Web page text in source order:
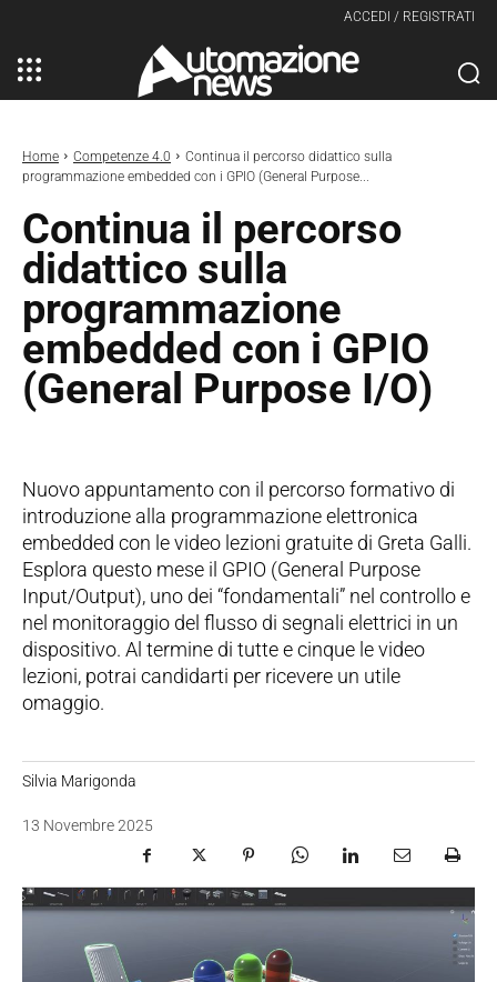
ACCEDI / REGISTRATI
Home Competenze 4.0
Continua il percorso didattico sulla
programmazione embedded con i GPIO (General Purpose...
Continua il percorso
didattico sulla
programmazione
embedded con i GPIO
(General Purpose I/O)
Nuovo appuntamento con il percorso formativo di
introduzione alla programmazione elettronica
embedded con le video lezioni gratuite di Greta Galli.
Esplora questo mese il GPIO (General Purpose
Input/Output), uno dei “fondamentali” nel controllo e
nel monitoraggio del flusso di segnali elettrici in un
dispositivo. Al termine di tutte e cinque le video
lezioni, potrai candidarti per ricevere un utile
omaggio.
Silvia Marigonda
13 Novembre 2025